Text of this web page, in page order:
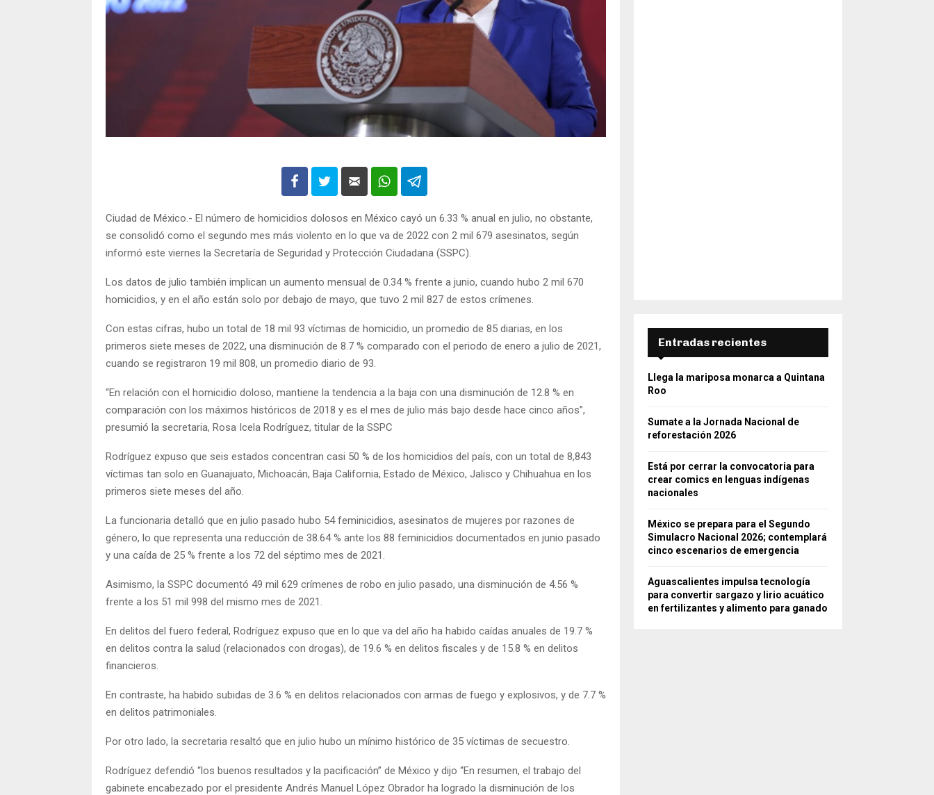
Ciudad de México.- El número de homicidios dolosos en México cayó un 6.33 % anual en julio, no obstante,
se consolidó como el segundo mes más violento en lo que va de 2022 con 2 mil 679 asesinatos, según
informó este viernes la Secretaría de Seguridad y Protección Ciudadana (SSPC).
Los datos de julio también implican un aumento mensual de 0.34 % frente a junio, cuando hubo 2 mil 670
homicidios, y en el año están solo por debajo de mayo, que tuvo 2 mil 827 de estos crímenes.
Con estas cifras, hubo un total de 18 mil 93 víctimas de homicidio, un promedio de 85 diarias, en los
primeros siete meses de 2022, una disminución de 8.7 % comparado con el periodo de enero a julio de 2021,
cuando se registraron 19 mil 808, un promedio diario de 93.
“En relación con el homicidio doloso, mantiene la tendencia a la baja con una disminución de 12.8 % en
comparación con los máximos históricos de 2018 y es el mes de julio más bajo desde hace cinco años”,
presumió la secretaria, Rosa Icela Rodríguez, titular de la SSPC
Rodríguez expuso que seis estados concentran casi 50 % de los homicidios del país, con un total de 8,843
víctimas tan solo en Guanajuato, Michoacán, Baja California, Estado de México, Jalisco y Chihuahua en los
primeros siete meses del año.
La funcionaria detalló que en julio pasado hubo 54 feminicidios, asesinatos de mujeres por razones de
género, lo que representa una reducción de 38.64 % ante los 88 feminicidios documentados en junio pasado
y una caída de 25 % frente a los 72 del séptimo mes de 2021.
Asimismo, la SSPC documentó 49 mil 629 crímenes de robo en julio pasado, una disminución de 4.56 %
frente a los 51 mil 998 del mismo mes de 2021.
En delitos del fuero federal, Rodríguez expuso que en lo que va del año ha habido caídas anuales de 19.7 %
en delitos contra la salud (relacionados con drogas), de 19.6 % en delitos fiscales y de 15.8 % en delitos
financieros.
En contraste, ha habido subidas de 3.6 % en delitos relacionados con armas de fuego y explosivos, y de 7.7 %
en delitos patrimoniales.
Por otro lado, la secretaria resaltó que en julio hubo un mínimo histórico de 35 víctimas de secuestro.
Rodríguez defendió “los buenos resultados y la pacificación” de México y dijo “En resumen, el trabajo del
gabinete encabezado por el presidente Andrés Manuel López Obrador ha logrado la disminución de los
Entradas recientes
Llega la mariposa monarca a Quintana
Roo
Sumate a la Jornada Nacional de
reforestación 2026
Está por cerrar la convocatoria para
crear comics en lenguas indígenas
nacionales
México se prepara para el Segundo
Simulacro Nacional 2026; contemplará
cinco escenarios de emergencia
Aguascalientes impulsa tecnología
para convertir sargazo y lirio acuático
en fertilizantes y alimento para ganado